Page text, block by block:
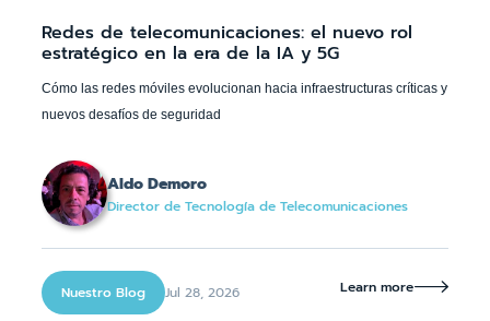
Redes de telecomunicaciones: el nuevo rol
estratégico en la era de la IA y 5G
Cómo las redes móviles evolucionan hacia infraestructuras críticas y
nuevos desafíos de seguridad
Aldo Demoro
Director de Tecnología de Telecomunicaciones
Nuestro Blog Jul 28, 2026 Learn more